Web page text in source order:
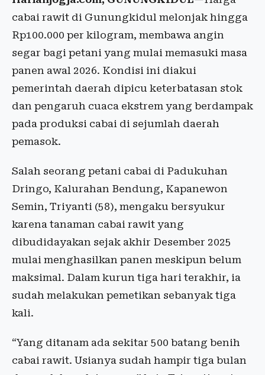
cabai rawit di Gunungkidul melonjak hingga
Rp100.000 per kilogram, membawa angin
segar bagi petani yang mulai memasuki masa
panen awal 2026. Kondisi ini diakui
pemerintah daerah dipicu keterbatasan stok
dan pengaruh cuaca ekstrem yang berdampak
pada produksi cabai di sejumlah daerah
pemasok.
Salah seorang petani cabai di Padukuhan
Dringo, Kalurahan Bendung, Kapanewon
Semin, Triyanti (58), mengaku bersyukur
karena tanaman cabai rawit yang
dibudidayakan sejak akhir Desember 2025
mulai menghasilkan panen meskipun belum
maksimal. Dalam kurun tiga hari terakhir, ia
sudah melakukan pemetikan sebanyak tiga
kali.
“Yang ditanam ada sekitar 500 batang benih
cabai rawit. Usianya sudah hampir tiga bulan